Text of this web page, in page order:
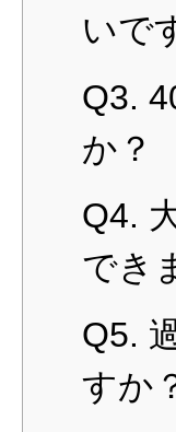
いで
Q3.
か？
Q4.
でき
Q5.
すか